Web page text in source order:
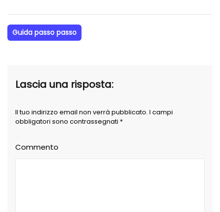
Guida passo passo
Lascia una risposta:
Il tuo indirizzo email non verrà pubblicato. I campi
obbligatori sono contrassegnati *
Commento